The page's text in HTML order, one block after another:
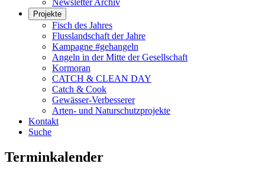
Newsletter Archiv
Projekte
Fisch des Jahres
Flusslandschaft der Jahre
Kampagne #gehangeln
Angeln in der Mitte der Gesellschaft
Kormoran
CATCH & CLEAN DAY
Catch & Cook
Gewässer-Verbesserer
Arten- und Naturschutzprojekte
Kontakt
Suche
Terminkalender